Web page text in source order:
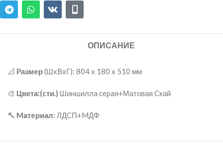
ОПИСАНИЕ
📐 Pазмeр(ШхВxГ): 804 х 180 x 510 мм
🎨 Цвета:(cти.) Шиншиллa cepaя+Матовая Cкай
🔨 Mатeриал: ЛДCП+MДФ